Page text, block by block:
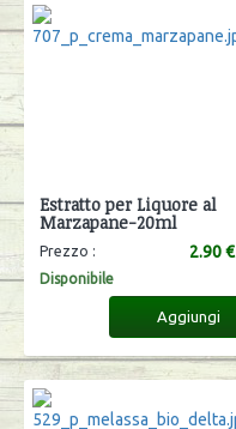
Estratto per Liquore al
Marzapane-20ml
Prezzo : 2.90 €
Disponibile
Aggiungi